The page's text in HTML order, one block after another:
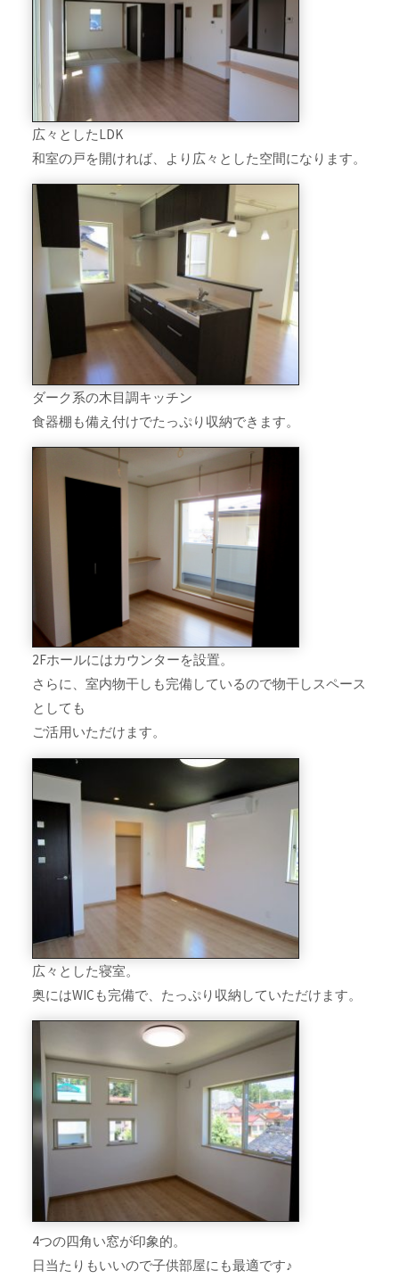
広々としたLDK
和室の戸を開ければ、より広々とした空間になります。
ダーク系の木目調キッチン
食器棚も備え付けでたっぷり収納できます。
2Fホールにはカウンターを設置。
さらに、室内物干しも完備しているので物干しスペース
としても
ご活用いただけます。
広々とした寝室。
奥にはWICも完備で、たっぷり収納していただけます。
4つの四角い窓が印象的。
日当たりもいいので子供部屋にも最適です♪